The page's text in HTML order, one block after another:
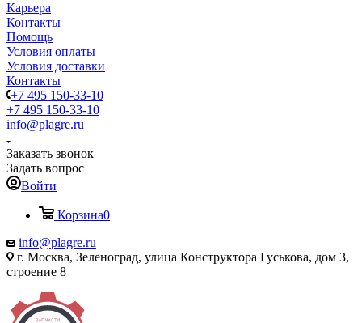
Карьера
Контакты
Помощь
Условия оплаты
Условия доставки
Контакты
+7 495 150-33-10
+7 495 150-33-10
info@plagre.ru
Заказать звонок
Задать вопрос
Войти
Корзина0
info@plagre.ru
г. Москва, Зеленоград, улица Конструктора Гуськова, дом 3,
строение 8